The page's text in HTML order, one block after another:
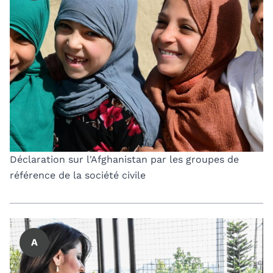
Déclaration sur l'Afghanistan par les groupes de
référence de la société civile
A